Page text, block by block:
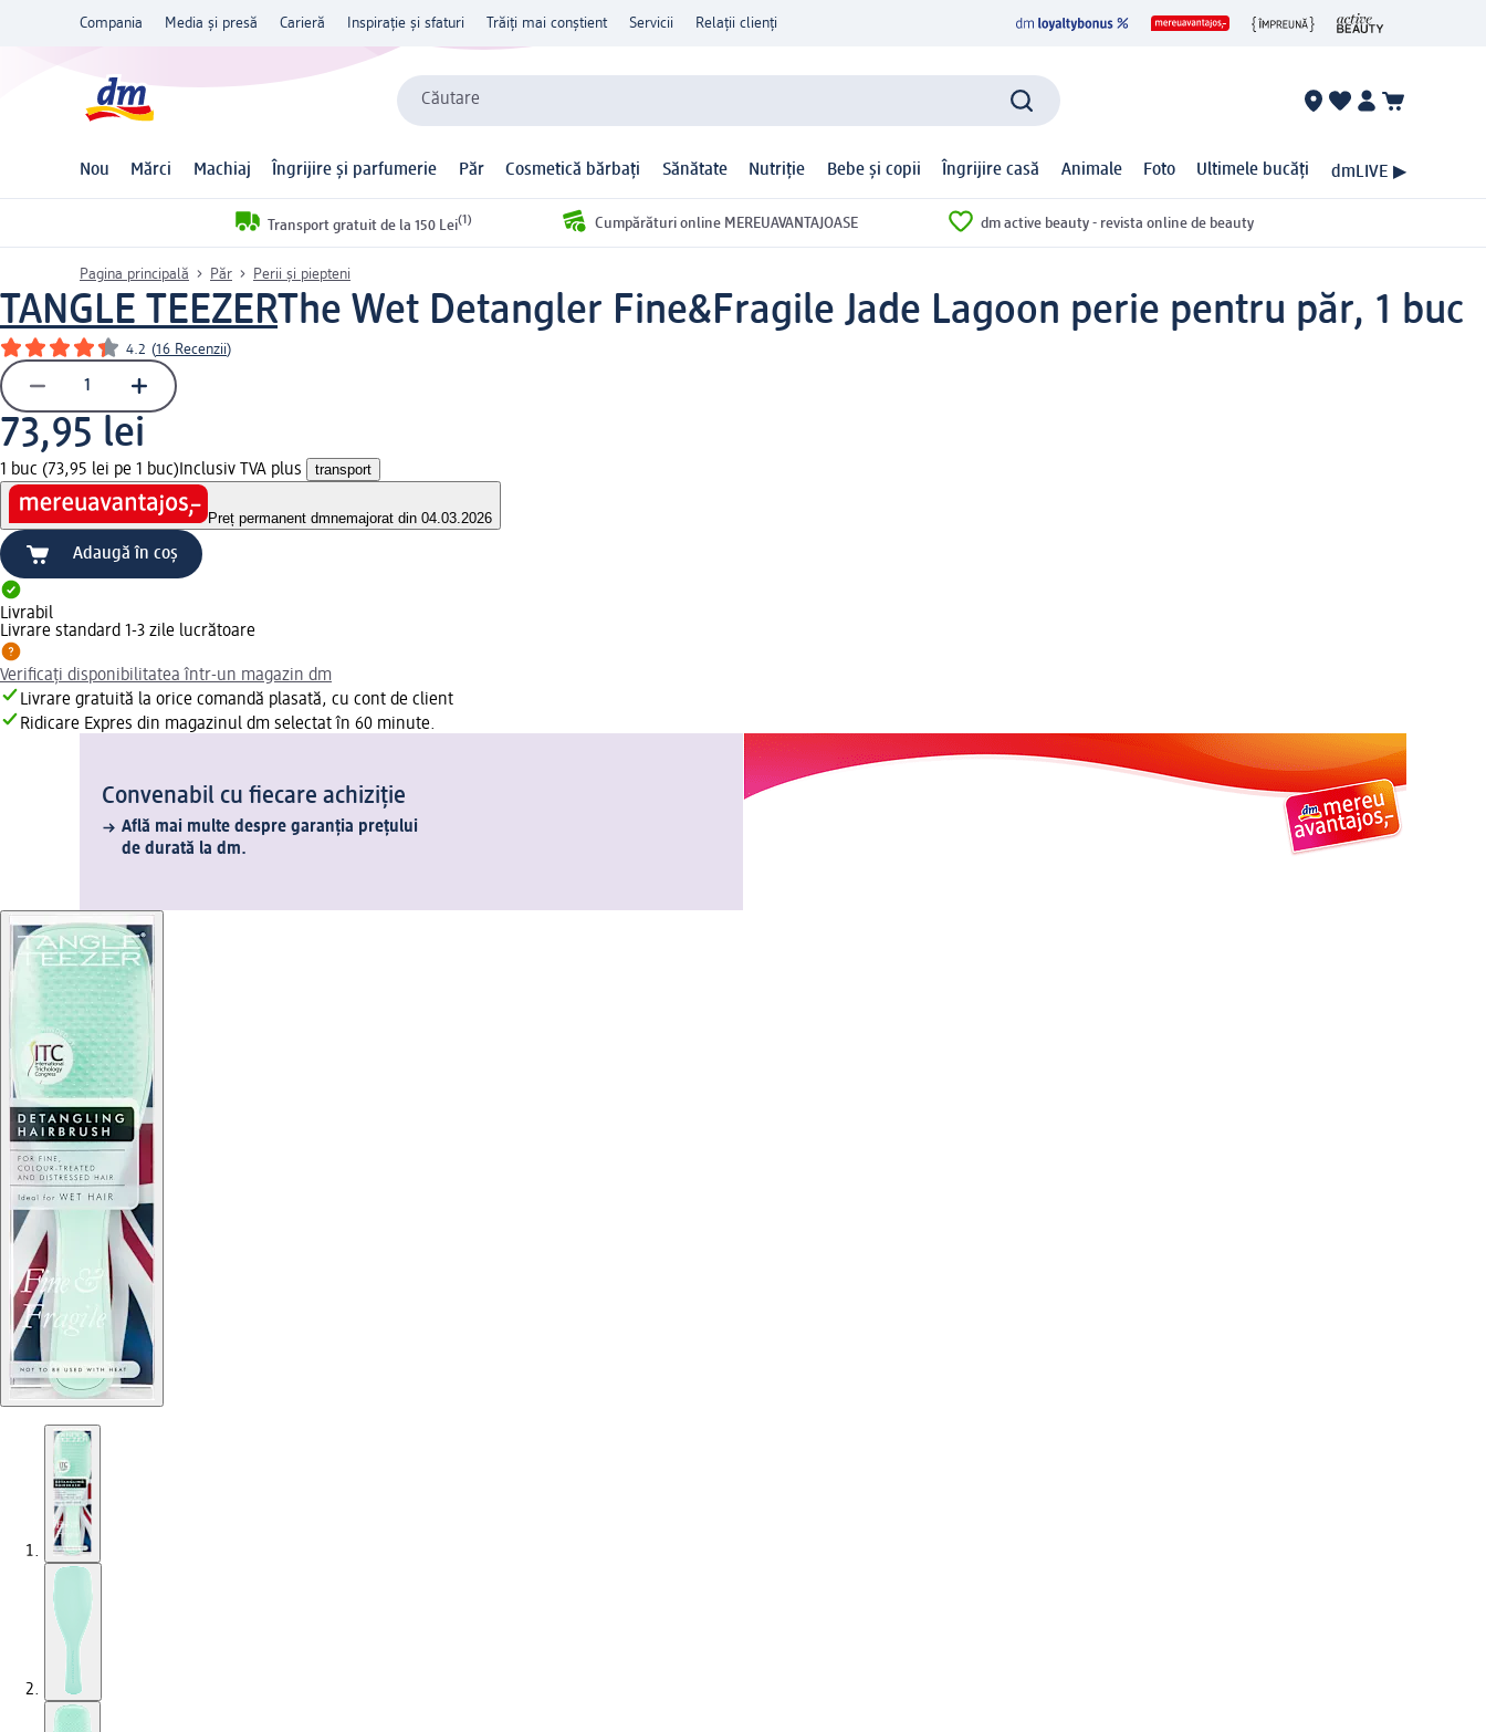
Compania Media și presă Carieră Inspirație și sfaturi Trăiți mai conștient Servicii Relații clienți
Căutare
Nou Mărci Machiaj Îngrijire și parfumerie Păr Cosmetică bărbați Sănătate Nutriție Bebe și copii Îngrijire casă Animale Foto Ultimele bucăți dmLIVE ▶
Transport gratuit de la 150 Lei(1) Cumpărături online MEREUAVANTAJOASE dm active beauty - revista online de beauty
Pagina principală Păr Perii și piepteni
TANGLE TEEZERThe Wet Detangler Fine&Fragile Jade Lagoon perie pentru păr, 1 buc
4.2 (16 Recenzii)
73,95 lei
1 buc (73,95 lei pe 1 buc) Inclusiv TVA plus transport
Preț permanent dmnemajorat din 04.03.2026
Adaugă în coș
Livrabil
Livrare standard 1-3 zile lucrătoare
Verificați disponibilitatea într-un magazin dm
Livrare gratuită la orice comandă plasată, cu cont de client
Ridicare Expres din magazinul dm selectat în 60 minute.
Convenabil cu fiecare achiziție
Află mai multe despre garanția prețului
de durată la dm.